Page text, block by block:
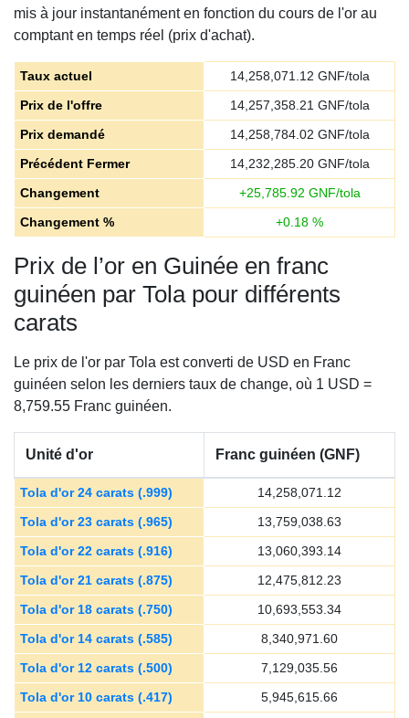
mis à jour instantanément en fonction du cours de l'or au
comptant en temps réel (prix d'achat).
Taux actuel 14,258,071.12 GNF/tola
Prix de l'offre
14,257,358.21 GNF/tola
Prix demandé
14,258,784.02 GNF/tola
Précédent Fermer
14,232,285.20GNF/tola
Changement
+25,785.92 GNF/tola
Changement %
+0.18 %
Prix de l’or en Guinée en franc
guinéen par Tola pour différents
carats
Le prix de l'or par Tola est converti de USD en Franc
guinéen selon les derniers taux de change, où 1 USD =
8,759.55 Franc guinéen.
Unité d'or Franc guinéen (GNF)
Tola d'or 24 carats (.999)
14,258,071.12
Tola d'or 23 carats (.965)
13,759,038.63
Tola d'or 22 carats (.916)
13,060,393.14
Tola d'or 21 carats (.875)
12,475,812.23
Tola d'or 18 carats (.750)
10,693,553.34
Tola d'or 14 carats (.585)
8,340,971.60
Tola d'or 12 carats (.500)
7,129,035.56
Tola d'or 10 carats (.417)
5,945,615.66